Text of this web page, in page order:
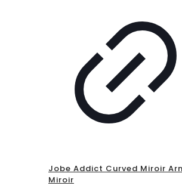
Jobe Addict Curved Miroir
Miroir